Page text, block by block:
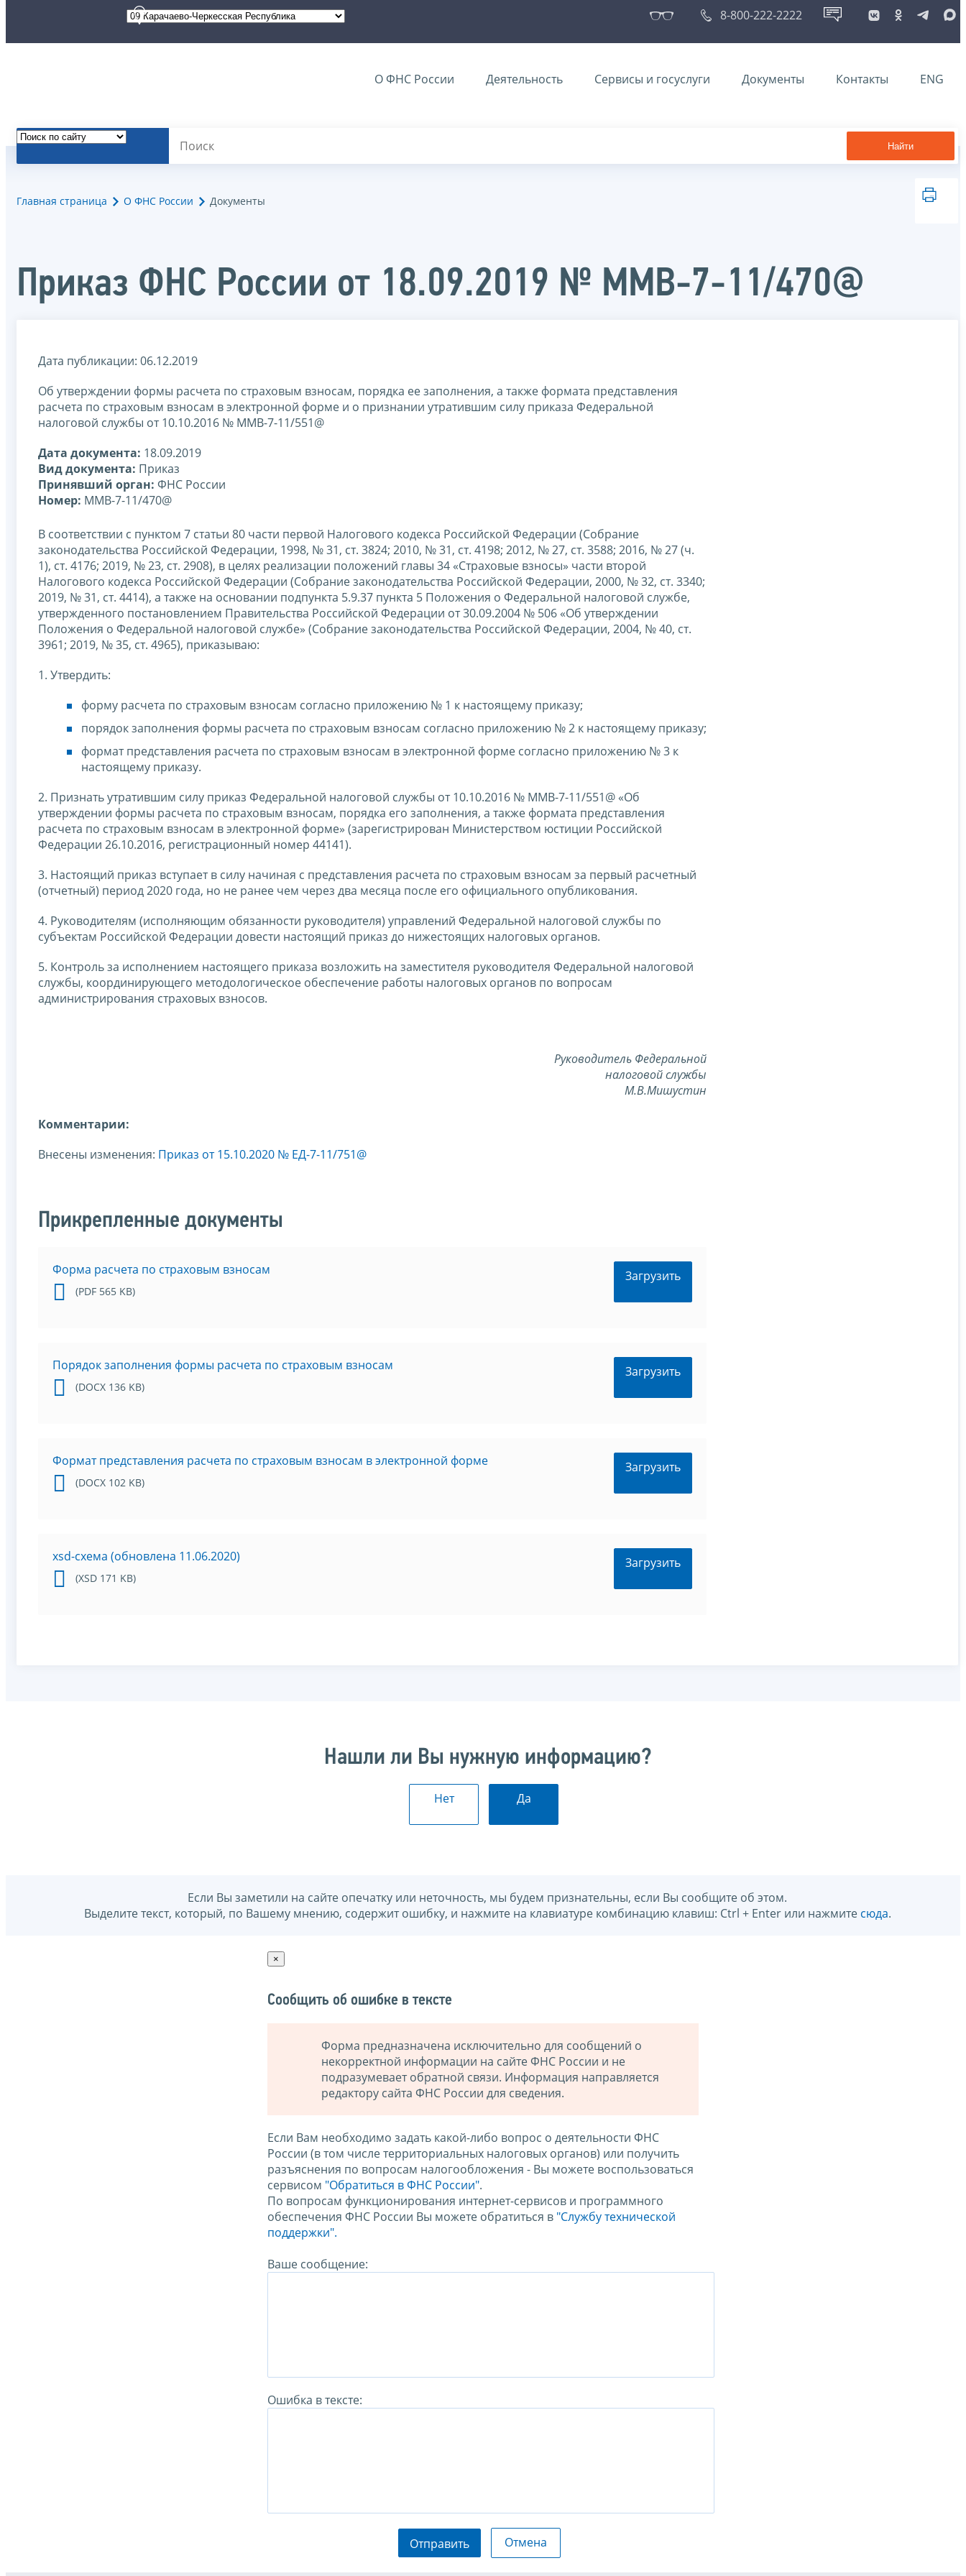
8-800-222-2222
О ФНС России Деятельность Сервисы и госуслуги Документы Контакты ENG
Найти
Главная страница О ФНС России Документы
Приказ ФНС России от 18.09.2019 № ММВ-7-11/470@
Дата публикации: 06.12.2019
Об утверждении формы расчета по страховым взносам, порядка ее заполнения, а также формата представления
расчета по страховым взносам в электронной форме и о признании утратившим силу приказа Федеральной
налоговой службы от 10.10.2016 № ММВ-7-11/551@
Дата документа: 18.09.2019
Вид документа: Приказ
Принявший орган: ФНС России
Номер: ММВ-7-11/470@
В соответствии с пунктом 7 статьи 80 части первой Налогового кодекса Российской Федерации (Собрание
законодательства Российской Федерации, 1998, № 31, ст. 3824; 2010, № 31, ст. 4198; 2012, № 27, ст. 3588; 2016, № 27 (ч.
1), ст. 4176; 2019, № 23, ст. 2908), в целях реализации положений главы 34 «Страховые взносы» части второй
Налогового кодекса Российской Федерации (Собрание законодательства Российской Федерации, 2000, № 32, ст. 3340;
2019, № 31, ст. 4414), а также на основании подпункта 5.9.37 пункта 5 Положения о Федеральной налоговой службе,
утвержденного постановлением Правительства Российской Федерации от 30.09.2004 № 506 «Об утверждении
Положения о Федеральной налоговой службе» (Собрание законодательства Российской Федерации, 2004, № 40, ст.
3961; 2019, № 35, ст. 4965), приказываю:
1. Утвердить:
форму расчета по страховым взносам согласно приложению № 1 к настоящему приказу;
порядок заполнения формы расчета по страховым взносам согласно приложению № 2 к настоящему приказу;
формат представления расчета по страховым взносам в электронной форме согласно приложению № 3 к
настоящему приказу.
2. Признать утратившим силу приказ Федеральной налоговой службы от 10.10.2016 № ММВ-7-11/551@ «Об
утверждении формы расчета по страховым взносам, порядка его заполнения, а также формата представления
расчета по страховым взносам в электронной форме» (зарегистрирован Министерством юстиции Российской
Федерации 26.10.2016, регистрационный номер 44141).
3. Настоящий приказ вступает в силу начиная с представления расчета по страховым взносам за первый расчетный
(отчетный) период 2020 года, но не ранее чем через два месяца после его официального опубликования.
4. Руководителям (исполняющим обязанности руководителя) управлений Федеральной налоговой службы по
субъектам Российской Федерации довести настоящий приказ до нижестоящих налоговых органов.
5. Контроль за исполнением настоящего приказа возложить на заместителя руководителя Федеральной налоговой
службы, координирующего методологическое обеспечение работы налоговых органов по вопросам
администрирования страховых взносов.
Руководитель Федеральной
налоговой службы
М.В.Мишустин
Комментарии:
Внесены изменения: Приказ от 15.10.2020 № ЕД-7-11/751@
Прикрепленные документы
Форма расчета по страховым взносам
(PDF 565 KB)
Загрузить
Порядок заполнения формы расчета по страховым взносам
(DOCX 136 KB)
Загрузить
Формат представления расчета по страховым взносам в электронной форме
(DOCX 102 KB)
Загрузить
xsd-схема (обновлена 11.06.2020)
(XSD 171 KB)
Загрузить
Нашли ли Вы нужную информацию?
Нет Да
Если Вы заметили на сайте опечатку или неточность, мы будем признательны, если Вы сообщите об этом.
Выделите текст, который, по Вашему мнению, содержит ошибку, и нажмите на клавиатуре комбинацию клавиш: Ctrl + Enter или нажмите сюда.
×
Сообщить об ошибке в тексте
Форма предназначена исключительно для сообщений о
некорректной информации на сайте ФНС России и не
подразумевает обратной связи. Информация направляется
редактору сайта ФНС России для сведения.
Если Вам необходимо задать какой-либо вопрос о деятельности ФНС
России (в том числе территориальных налоговых органов) или получить
разъяснения по вопросам налогообложения - Вы можете воспользоваться
сервисом "Обратиться в ФНС России".
По вопросам функционирования интернет-сервисов и программного
обеспечения ФНС России Вы можете обратиться в "Службу технической
поддержки".
Ваше сообщение:
Ошибка в тексте:
Отправить Отмена